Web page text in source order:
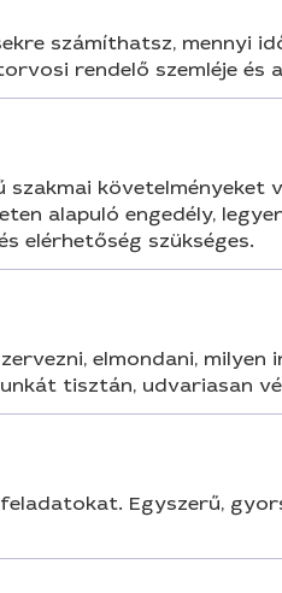
számíthatsz, mennyi
rendelő szemléje és
alapuló engedély,
elérhetőség szükséges.
elmondani, milyen
tisztán, udvariasan
Egyszerű,